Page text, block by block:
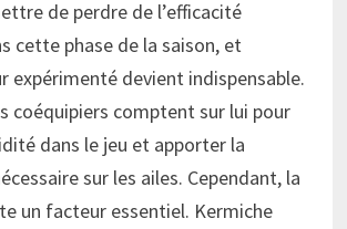
de perdre de l’efficacité
cette phase de la saison, et
expérimenté devient indispensable.
coéquipiers comptent sur lui pour
dans le jeu et apporter la
sur les ailes. Cependant, la
un facteur essentiel. Kermiche